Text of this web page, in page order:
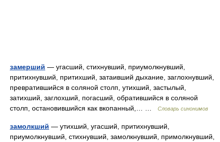
замерший — угасший, стихнувший, приумолкнувший,
притихнувший, притихший, затаивший дыхание, заглохнувший,
превратившийся в соляной столп, утихший, застылый,
затихший, заглохший, погасший, обратившийся в соляной
столп, остановившийся как вкопанный,… …
Словарь синонимов
замолкший — утихший, угасший, притихнувший,
приумолкнувший, стихнувший, замолкнувший, примолкнувший,